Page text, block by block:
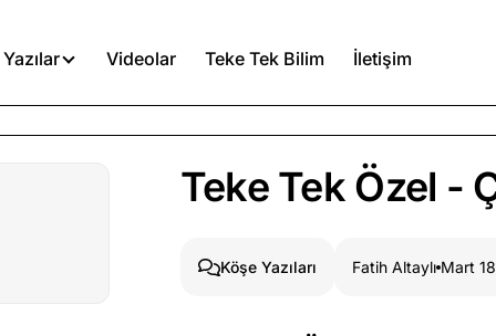
Yazılar Videolar Teke Tek Bilim İletişim
Teke Tek Özel -
Köşe Yazıları Fatih Altaylı Mart